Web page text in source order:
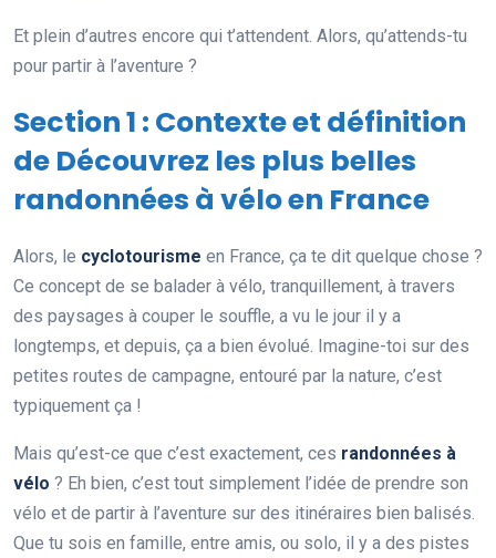
Et plein d’autres encore qui t’attendent. Alors, qu’attends-tu
pour partir à l’aventure ?
Section 1 : Contexte et définition
de Découvrez les plus belles
randonnées à vélo en France
Alors, le cyclotourisme en France, ça te dit quelque chose ?
Ce concept de se balader à vélo, tranquillement, à travers
des paysages à couper le souffle, a vu le jour il y a
longtemps, et depuis, ça a bien évolué. Imagine-toi sur des
petites routes de campagne, entouré par la nature, c’est
typiquement ça !
Mais qu’est-ce que c’est exactement, ces randonnées à
vélo ? Eh bien, c’est tout simplement l’idée de prendre son
vélo et de partir à l’aventure sur des itinéraires bien balisés.
Que tu sois en famille, entre amis, ou solo, il y a des pistes